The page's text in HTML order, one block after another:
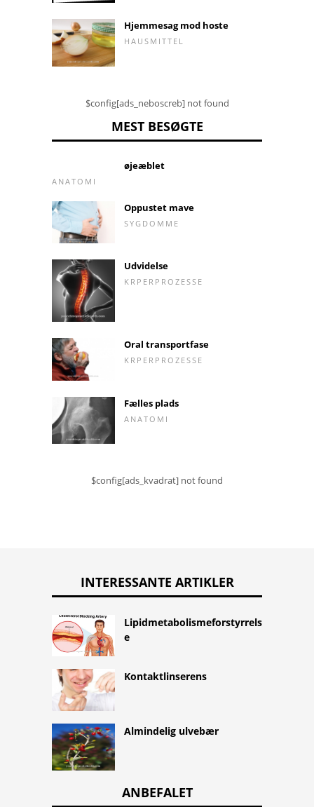
Hjemmesag mod hoste
HAUSMITTEL
$config[ads_neboscreb] not found
MEST BESØGTE
øjeæblet
ANATOMI
Oppustet mave
SYGDOMME
Udvidelse
KRPERPROZESSE
Oral transportfase
KRPERPROZESSE
Fælles plads
ANATOMI
$config[ads_kvadrat] not found
INTERESSANTE ARTIKLER
Lipidmetabolismeforstyrrels
e
Kontaktlinserens
Almindelig ulvebær
ANBEFALET